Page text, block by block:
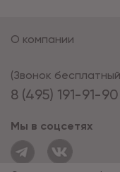
8 (495) 191-91-90
(Звонок
Мы в соцсетях
О компании